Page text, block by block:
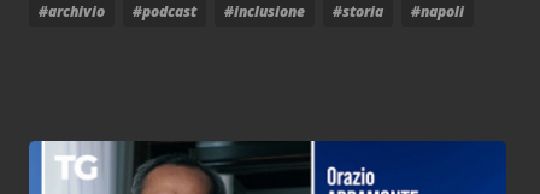
#archivio #podcast #inclusione #storia #napoli